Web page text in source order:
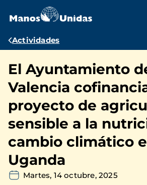
contenido
Ruta
navegación
Actividades
El Ayuntamiento
Valencia
proyecto de
sensible a la
cambio climático
Uganda
Martes, 14 octubre, 2025